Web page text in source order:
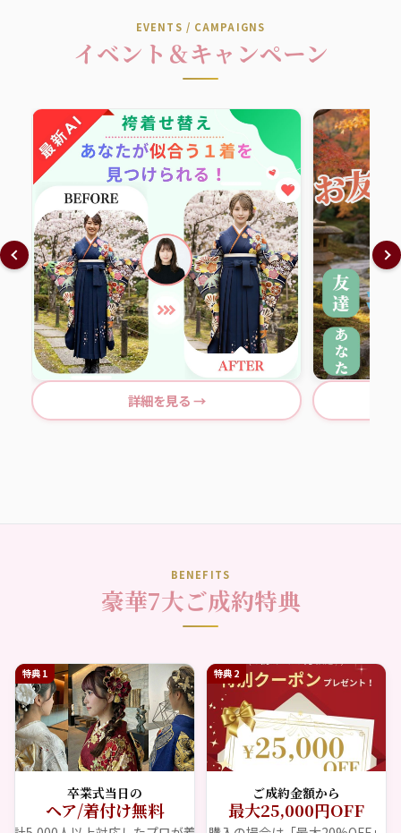
EVENTS / CAMPAIGNS
イベント＆キャンペーン
詳細を見る →
BENEFITS
豪華7大ご成約特典
特典 1
卒業式当日の
ヘア/着付け無料
特典 2
ご成約金額から
最大25,000円OFF